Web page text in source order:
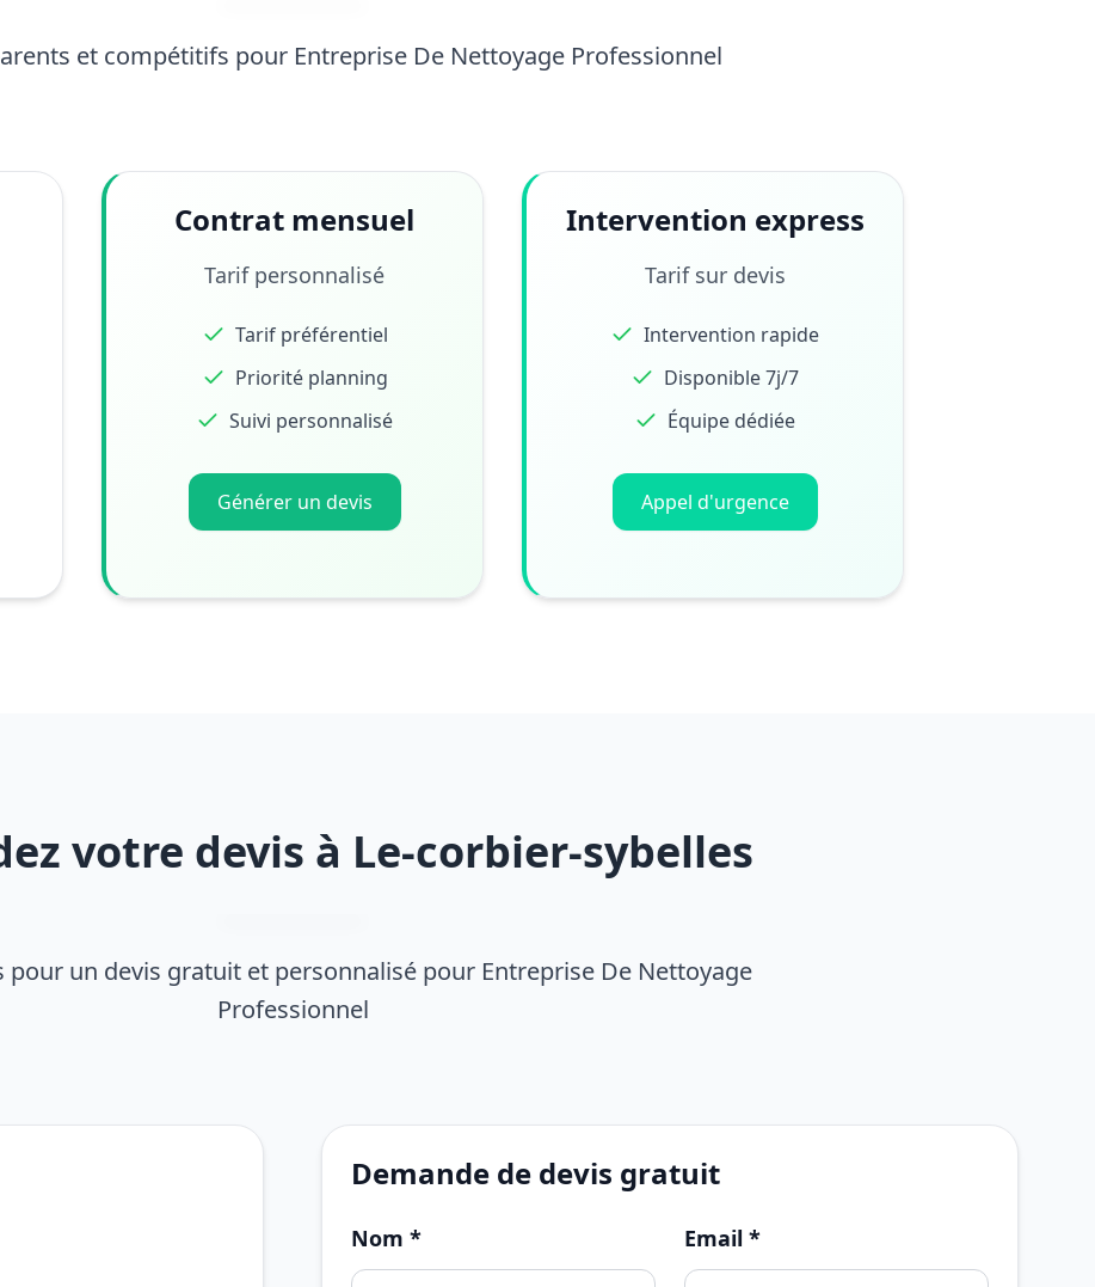
et compétitifs pour Entreprise De Nettoyage Professionnel
Contrat mensuel
Tarif personnalisé
Tarif préférentiel
Priorité planning
Suivi personnalisé
Générer un devis
Intervention express
Tarif sur devis
Intervention rapide
Disponible 7j/7
Équipe dédiée
Appel d'urgence
votre devis à Le-corbier-sybelles
pour un devis gratuit et personnalisé pour Entreprise De Nettoyage
Professionnel
Demande de devis gratuit
Nom * Email *